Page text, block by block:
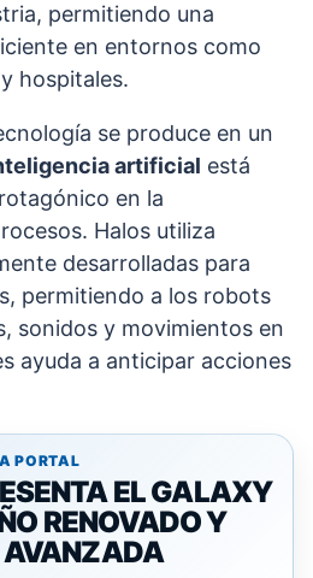
permitiendo una
en entornos como
hospitales.
se produce en un
artificial está
en la
Halos utiliza
desarrolladas para
permitiendo a los robots
sonidos y movimientos en
ayuda a anticipar acciones
PORTAL
EL GALAXY
RENOVADO Y